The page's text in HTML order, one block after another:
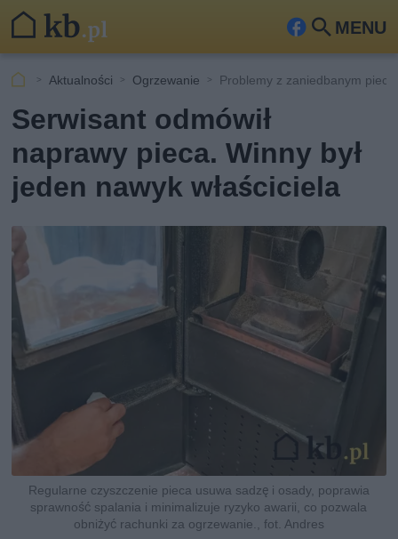
MENU
Fa
ook
Szu
kaj
Aktualności Ogrzewanie Problemy z zaniedbanym
Serwisant odmówił
naprawy pieca. Winny był
jeden nawyk właściciela
Regularne czyszczenie pieca usuwa sadzę i osady, poprawia
sprawność spalania i minimalizuje ryzyko awarii, co pozwala
obniżyć rachunki za ogrzewanie., fot. Andres